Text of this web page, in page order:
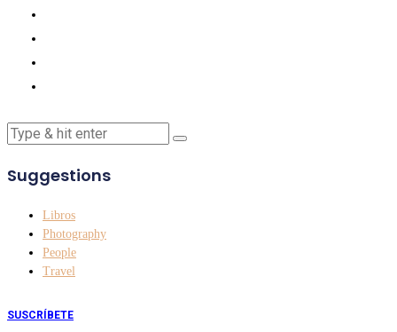
Suggestions
Libros
Photography
People
Travel
SUSCRÍBETE